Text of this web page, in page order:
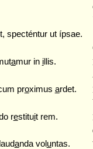
specténtur ut ípsae.
amur in illis.
proximus ardet.
restituit rem.
anda vol untas.